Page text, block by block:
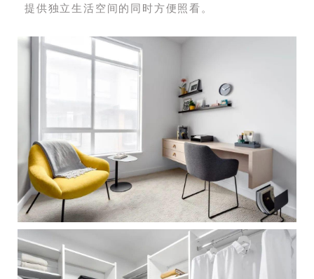
提供独立生活空间的同时方便照看。